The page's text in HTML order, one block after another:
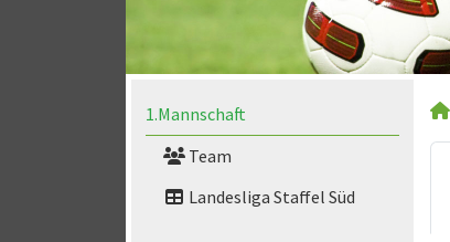
1.Mannschaft
Team
Landesliga Staffel Süd